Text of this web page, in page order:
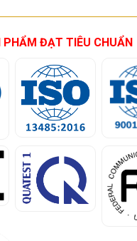
PHẨM ĐẠT TIÊU CHUẨN